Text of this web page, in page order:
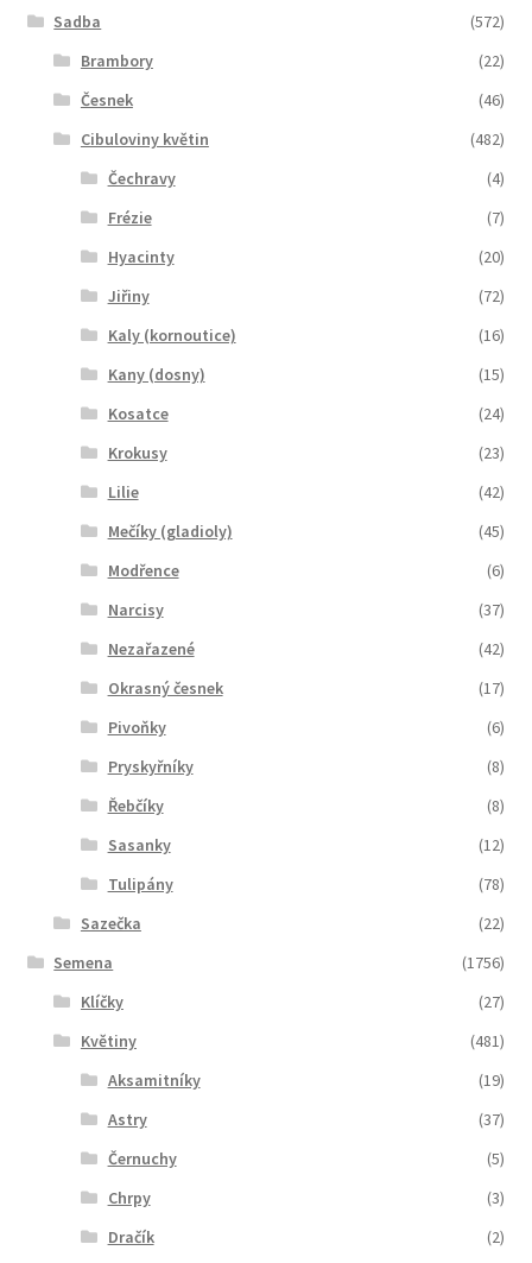
Sadba
(572)
Brambory
(22)
Česnek
(46)
Cibuloviny květin
(482)
Čechravy
(4)
Frézie
(7)
Hyacinty
(20)
Jiřiny
(72)
Kaly (kornoutice)
(16)
Kany (dosny)
(15)
Kosatce
(24)
Krokusy
(23)
Lilie
(42)
Mečíky (gladioly)
(45)
Modřence
(6)
Narcisy
(37)
Nezařazené
(42)
Okrasný česnek
(17)
Pivoňky
(6)
Pryskyřníky
(8)
Řebčíky
(8)
Sasanky
(12)
Tulipány
(78)
Sazečka
(22)
Semena
(1756)
Klíčky
(27)
Květiny
(481)
Aksamitníky
(19)
Astry
(37)
Černuchy
(5)
Chrpy
(3)
Dračík
(2)